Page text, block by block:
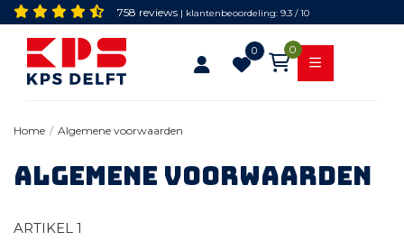
758 reviews | klantenbeoordeling: 9.3 / 10
0 0
Home / Algemene voorwaarden
Algemene voorwaarden
ARTIKEL 1